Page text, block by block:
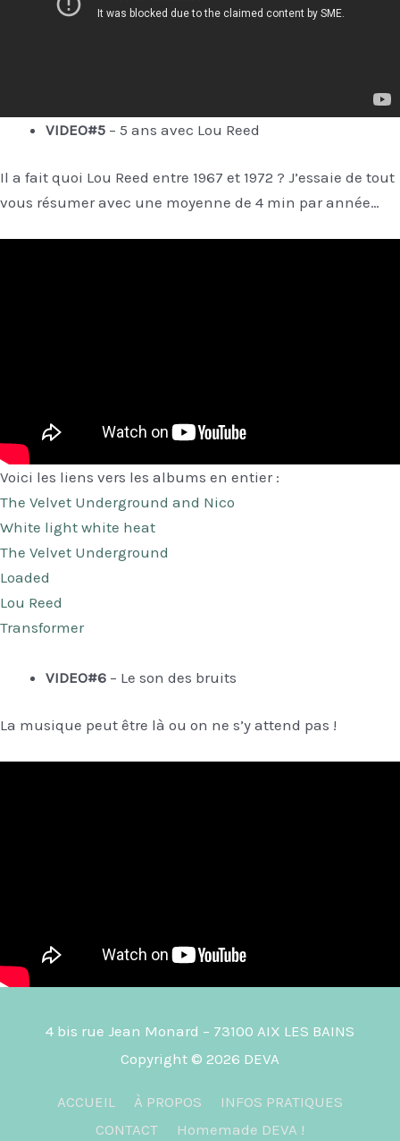
VIDEO#5 – 5 ans avec Lou Reed
Il a fait quoi Lou Reed entre 1967 et 1972 ? J’essaie de tout
vous résumer avec une moyenne de 4 min par année…
Voici les liens vers les albums en entier :
The Velvet Underground and Nico
White light white heat
The Velvet Underground
Loaded
Lou Reed
Transformer
VIDEO#6 – Le son des bruits
La musique peut être là ou on ne s’y attend pas !
4 bis rue Jean Monard – 73100 AIX LES BAINS
Copyright © 2026 DEVA
ACCUEIL À PROPOS
INFOS PRATIQUES
CONTACT
Homemade DEVA !